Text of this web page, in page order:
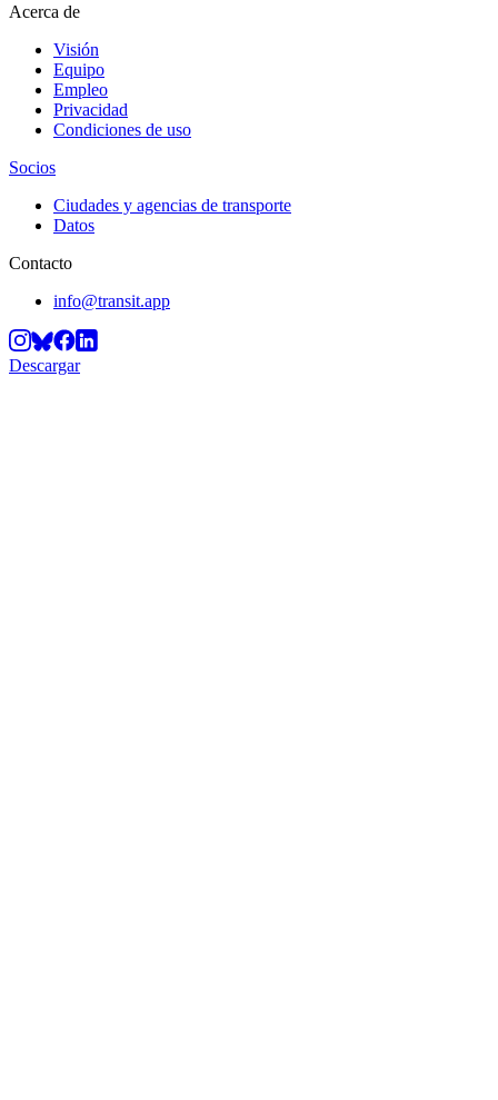
Acerca de
Visión
Equipo
Empleo
Privacidad
Condiciones de uso
Socios
Ciudades y agencias de transporte
Datos
Contacto
info@transit.app
Descargar